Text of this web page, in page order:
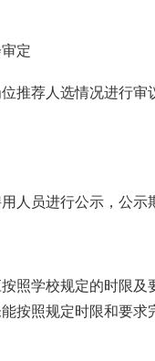
定
推荐人选情况进行审
人员进行公示，公示
按照学校规定的时限及
按照规定时限和要求